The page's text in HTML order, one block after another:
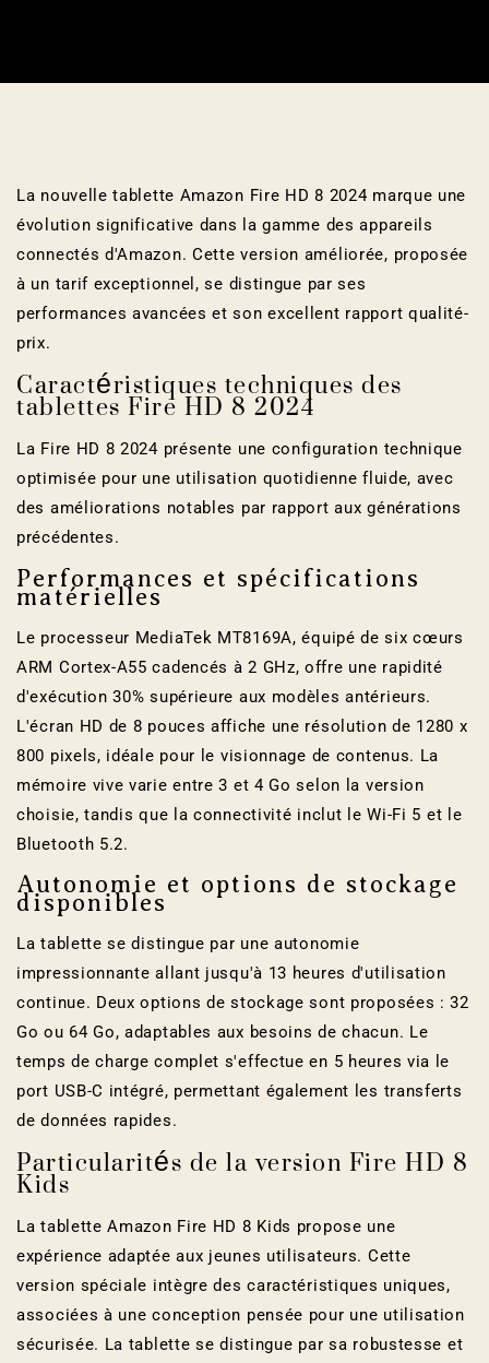
La nouvelle tablette Amazon Fire HD 8 2024 marque une
évolution significative dans la gamme des appareils
connectés d'Amazon. Cette version améliorée, proposée
à un tarif exceptionnel, se distingue par ses
performances avancées et son excellent rapport qualité-
prix.
Caractéristiques techniques des
tablettes Fire HD 8 2024
La Fire HD 8 2024 présente une configuration technique
optimisée pour une utilisation quotidienne fluide, avec
des améliorations notables par rapport aux générations
précédentes.
Performances et spécifications
matérielles
Le processeur MediaTek MT8169A, équipé de six cœurs
ARM Cortex-A55 cadencés à 2 GHz, offre une rapidité
d'exécution 30% supérieure aux modèles antérieurs.
L'écran HD de 8 pouces affiche une résolution de 1280 x
800 pixels, idéale pour le visionnage de contenus. La
mémoire vive varie entre 3 et 4 Go selon la version
choisie, tandis que la connectivité inclut le Wi-Fi 5 et le
Bluetooth 5.2.
Autonomie et options de stockage
disponibles
La tablette se distingue par une autonomie
impressionnante allant jusqu'à 13 heures d'utilisation
continue. Deux options de stockage sont proposées : 32
Go ou 64 Go, adaptables aux besoins de chacun. Le
temps de charge complet s'effectue en 5 heures via le
port USB-C intégré, permettant également les transferts
de données rapides.
Particularités de la version Fire HD 8
Kids
La tablette Amazon Fire HD 8 Kids propose une
expérience adaptée aux jeunes utilisateurs. Cette
version spéciale intègre des caractéristiques uniques,
associées à une conception pensée pour une utilisation
sécurisée. La tablette se distingue par sa robustesse et